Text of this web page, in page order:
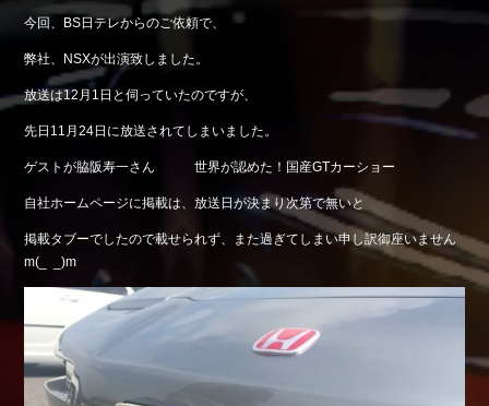
整備・修理・
Trade in
買取査定
Blog
Shop info.
店舗紹介
Company
今回、BS日テレからのご依頼で、
弊社、NSXが出演致しました。
放送は12月1日と伺っていたのですが、
先日11月24日に放送されてしまいました。
ゲストが脇阪寿一さん 世界が認めた！国産GTカーショー
自社ホームページに掲載は、放送日が決まり次第で無いと
掲載タブーでしたので載せられず、また過ぎてしまい申し訳御座いません
m(_ _)m